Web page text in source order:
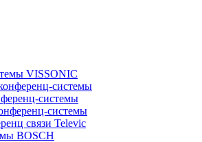
VISSONIC
системы
системы
системы
связи Televic
BOSCH